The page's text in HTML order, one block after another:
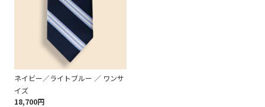
ネイビー／ライトブルー ／ ワンサ
イズ
18,700円